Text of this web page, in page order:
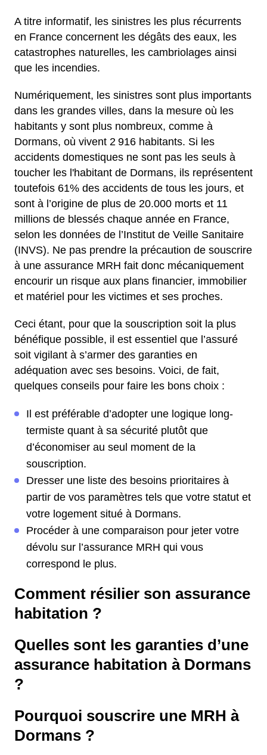
A titre informatif, les sinistres les plus récurrents
en France concernent les dégâts des eaux, les
catastrophes naturelles, les cambriolages ainsi
que les incendies.
Numériquement, les sinistres sont plus importants
dans les grandes villes, dans la mesure où les
habitants y sont plus nombreux, comme à
Dormans, où vivent 2 916 habitants. Si les
accidents domestiques ne sont pas les seuls à
toucher les l'habitant de Dormans, ils représentent
toutefois 61% des accidents de tous les jours, et
sont à l’origine de plus de 20.000 morts et 11
millions de blessés chaque année en France,
selon les données de l’Institut de Veille Sanitaire
(INVS). Ne pas prendre la précaution de souscrire
à une assurance MRH fait donc mécaniquement
encourir un risque aux plans financier, immobilier
et matériel pour les victimes et ses proches.
Ceci étant, pour que la souscription soit la plus
bénéfique possible, il est essentiel que l’assuré
soit vigilant à s’armer des garanties en
adéquation avec ses besoins. Voici, de fait,
quelques conseils pour faire les bons choix :
Il est préférable d’adopter une logique long-
termiste quant à sa sécurité plutôt que
d’économiser au seul moment de la
souscription.
Dresser une liste des besoins prioritaires à
partir de vos paramètres tels que votre statut et
votre logement situé à Dormans.
Procéder à une comparaison pour jeter votre
dévolu sur l’assurance MRH qui vous
correspond le plus.
Comment résilier son assurance
habitation ?
Quelles sont les garanties d’une
assurance habitation à Dormans
?
Pourquoi souscrire une MRH à
Dormans ?